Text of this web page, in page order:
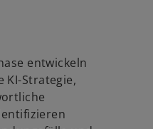
entwickeln
KI-Strategie,